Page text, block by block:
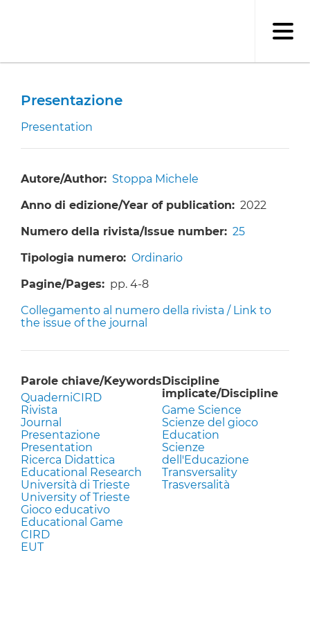
Presentazione
Presentation
Autore/Author
Stoppa Michele
Anno di edizione/Year of publication
2022
Numero della rivista/Issue number
25
Tipologia numero
Ordinario
Pagine/Pages
pp. 4-8
Collegamento al numero della rivista / Link to
the issue of the journal
Parole chiave/Keywords
QuaderniCIRD
Rivista
Journal
Presentazione
Presentation
Ricerca Didattica
Educational Research
Università di Trieste
University of Trieste
Gioco educativo
Educational Game
CIRD
EUT
Discipline
implicate/Discipline
Game Science
Scienze del gioco
Education
Scienze
dell'Educazione
Transversality
Trasversalità